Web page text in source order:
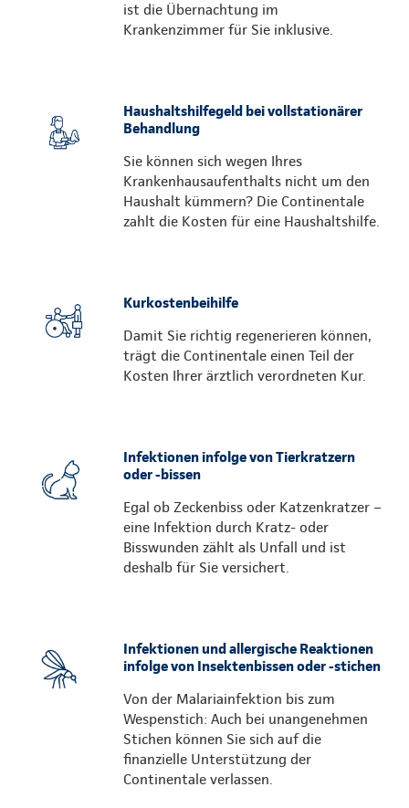
ist die Übernachtung im
Krankenzimmer für Sie inklusive.
Haushaltshilfegeld bei vollstationärer
Behandlung
Sie können sich wegen Ihres
Krankenhausaufenthalts nicht um den
Haushalt kümmern? Die Continentale
zahlt die Kosten für eine Haushaltshilfe.
Kurkostenbeihilfe
Damit Sie richtig regenerieren können,
trägt die Continentale einen Teil der
Kosten Ihrer ärztlich verordneten Kur.
Infektionen infolge von Tierkratzern
oder -bissen
Egal ob Zeckenbiss oder Katzenkratzer –
eine Infektion durch Kratz- oder
Bisswunden zählt als Unfall und ist
deshalb für Sie versichert.
Infektionen und allergische Reaktionen
infolge von Insektenbissen oder -stichen
Von der Malariainfektion bis zum
Wespenstich: Auch bei unangenehmen
Stichen können Sie sich auf die
finanzielle Unterstützung der
Continentale verlassen.